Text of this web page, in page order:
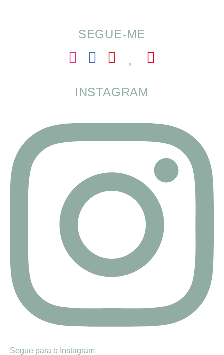
SEGUE-ME
INSTAGRAM
Segue para o Instagram